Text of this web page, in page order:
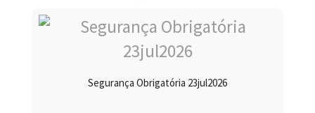
Segurança Obrigatória 23jul2026